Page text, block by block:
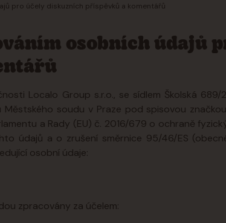
pro účely diskuzních příspěvků a komentářů
osobních údajů
Localo Group s.r.o., se sídlem Školská 689/
soudu v Praze pod spisovou
a Rady (EU) č. 2016/679 o ochraně
údajů a o zrušení směrnice 95/46/ES
osobní údaje:
zpracovány za účelem: